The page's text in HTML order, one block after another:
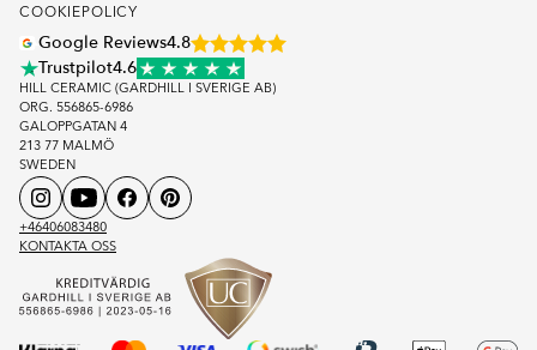
COOKIEPOLICY
Google Reviews4.8
Trustpilot4.6
HILL CERAMIC (GARDHILL I SVERIGE AB)
ORG. 556865-6986
GALOPPGATAN 4
213 77 MALMÖ
SWEDEN
+46406083480
KONTAKTA OSS